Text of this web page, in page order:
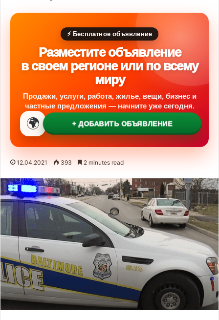
⚡ Бесплатное объявление
Разместите объявление
в своем регионе или по всему
миру
Продажи, услуги, работа, жилье, вещи, бизнес и
частные предложения — начните уже сегодня.
🌍 + ДОБАВИТЬ ОБЪЯВЛЕНИЕ
12.04.2021 393 2 minutes read